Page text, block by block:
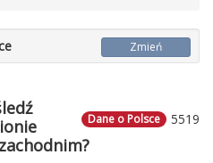
Zmień
5519
Dane o Polsce